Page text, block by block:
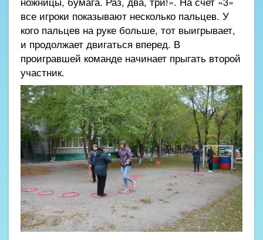
все игроки показывают несколько пальцев. У
кого пальцев на руке больше, тот выигрывает,
и продолжает двигаться вперед. В
проигравшей команде начинает прыгать второй
участник.